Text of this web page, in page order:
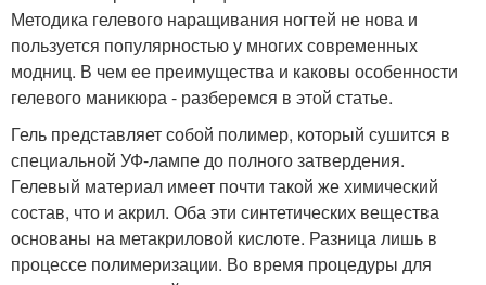
Методика гелевого наращивания ногтей не нова и
пользуется популярностью у многих современных
модниц. В чем ее преимущества и каковы особенности
гелевого маникюра - разберемся в этой статье.
Гель представляет собой полимер, который сушится в
специальной УФ-лампе до полного затвердения.
Гелевый материал имеет почти такой же химический
состав, что и акрил. Оба эти синтетических вещества
основаны на метакриловой кислоте. Разница лишь в
процессе полимеризации. Во время процедуры для